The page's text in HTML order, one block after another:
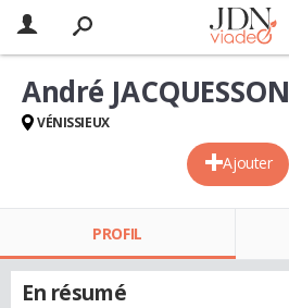
Ajouter
André JACQUESSON
VÉNISSIEUX
PROFIL
En résumé